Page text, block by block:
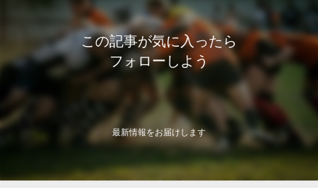
この記事が気に入ったら
フォローしよう
最新情報をお届けします